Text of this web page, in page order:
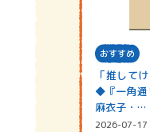
おすすめ
「推して
◆『一角通
麻衣子・…
2026-07-17